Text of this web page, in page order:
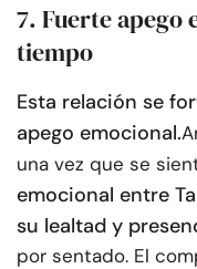
7. Fuerte apego
tiempo
Esta relación se
apego emocional.
una vez que se
emocional entre
su lealtad y
por sentado. El